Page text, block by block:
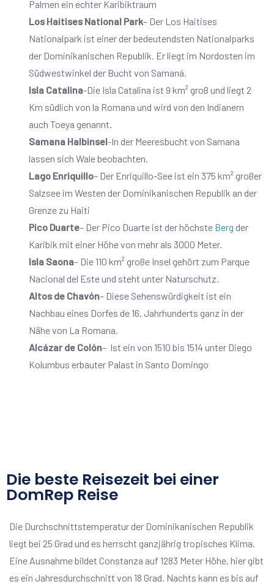
Palmen ein echter Karibiktraum
Los Haitises National Park– Der Los Haitises
Nationalpark ist einer der bedeutendsten Nationalparks
der Dominikanischen Republik. Er liegt im Nordosten im
Südwestwinkel der Bucht von Samaná.
Isla Catalina-Die Isla Catalina ist 9 km² groß und liegt 2
Km südlich von la Romana und wird von den Indianern
auch Toeya genannt.
Samana Halbinsel-In der Meeresbucht von Samana
lassen sich Wale beobachten.
Lago Enriquillo– Der Enriquillo-See ist ein 375 km² großer
Salzsee im Westen der Dominikanischen Republik an der
Grenze zu Haiti
Pico Duarte– Der Pico Duarte ist der höchste Berg der
Karibik mit einer Höhe von mehr als 3000 Meter.
Isla Saona– Die 110 km² große Insel gehört zum Parque
Nacional del Este und steht unter Naturschutz.
Altos de Chavón– Diese Sehenswürdigkeit ist ein
Nachbau eines Dorfes de 16. Jahrhunderts ganz in der
Nähe von La Romana.
Alcázar de Colón– Ist ein von 1510 bis 1514 unter Diego
Kolumbus erbauter Palast in Santo Domingo
Die beste Reisezeit bei einer
DomRep Reise
Die Durchschnittstemperatur der Dominikanischen Republik
liegt bei 25 Grad und es herrscht ganzjährig tropisches Klima.
Eine Ausnahme bildet Constanza auf 1283 Meter Höhe, hier gibt
es ein Jahresdurchschnitt von 18 Grad. Nachts kann es bis auf